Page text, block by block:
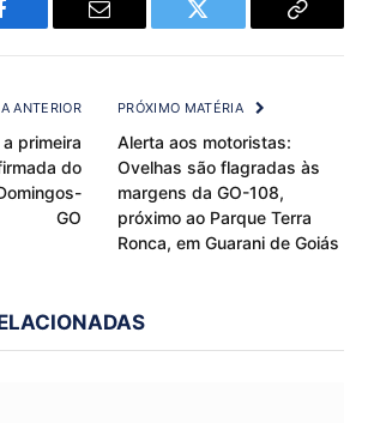
Facebook Email Twitter
Copy
ANTERIOR
primeira
do
GO
PRÓXIMO MATÉRIA
Alerta aos motoristas:
Ovelhas são flagradas às
margens da GO-108,
próximo ao Parque Terra
Ronca, em Guarani de Goiás